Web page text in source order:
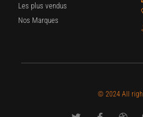
Les plus vendus
Nos Marques
© 2024 All